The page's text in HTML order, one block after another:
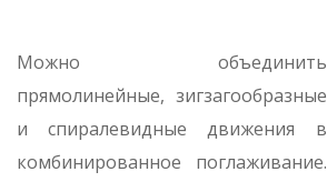
Можно объединить
прямолинейные, зигзагообразные
и спиралевидные движения в
комбинированное поглаживание.